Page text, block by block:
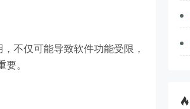
不仅可能导致软件功能受限，
。